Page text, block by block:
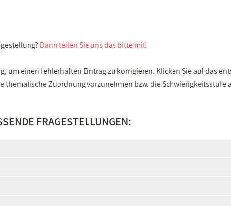
Dann teilen Sie uns das bitte mit!
um einen fehlerhaften Eintrag zu korrigieren. Klicken Sie auf das
thematische Zuordnung vorzunehmen bzw. die Schwierigkeitsstufe
FRAGESTELLUNGEN: